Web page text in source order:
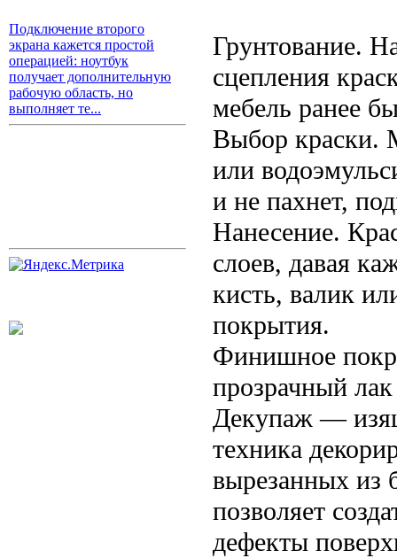
Подключение второго
экрана кажется простой
операцией: ноутбук
получает дополнительную
рабочую область, но
выполняет те...
Грунтование.
сцепления
мебель ранее
Выбор краски.
или
и не пахнет,
Нанесение.
слоев, давая
кисть, валик
покрытия.
Финишное
прозрачный
Декупаж —
техника
вырезанных из
позволяет
дефекты